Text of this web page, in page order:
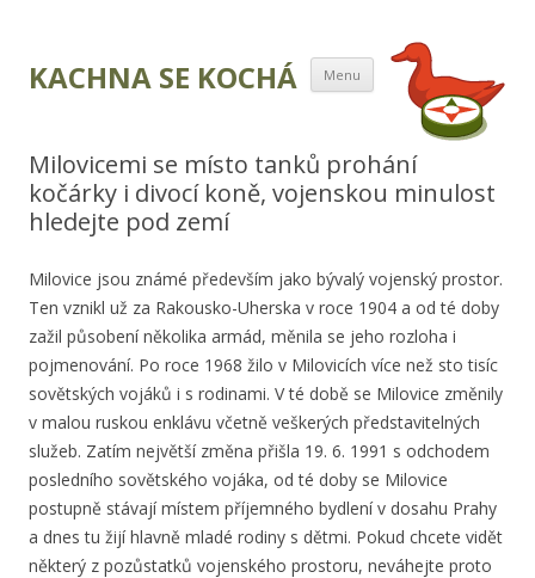
KACHNA SE KOCHÁ Menu Přejít k obsahu
webu
Milovicemi se místo tanků prohání
kočárky i divocí koně, vojenskou minulost
hledejte pod zemí
Milovice jsou známé především jako bývalý vojenský prostor.
Ten vznikl už za Rakousko-Uherska v roce 1904 a od té doby
zažil působení několika armád, měnila se jeho rozloha i
pojmenování. Po roce 1968 žilo v Milovicích více než sto tisíc
sovětských vojáků i s rodinami. V té době se Milovice změnily
v malou ruskou enklávu včetně veškerých představitelných
služeb. Zatím největší změna přišla 19. 6. 1991 s odchodem
posledního sovětského vojáka, od té doby se Milovice
postupně stávají místem příjemného bydlení v dosahu Prahy
a dnes tu žijí hlavně mladé rodiny s dětmi. Pokud chcete vidět
některý z pozůstatků vojenského prostoru, neváhejte proto